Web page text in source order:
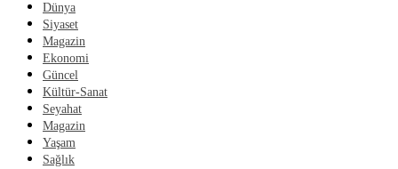
Dünya
Siyaset
Magazin
Ekonomi
Güncel
Kültür-Sanat
Seyahat
Magazin
Yaşam
Sağlık